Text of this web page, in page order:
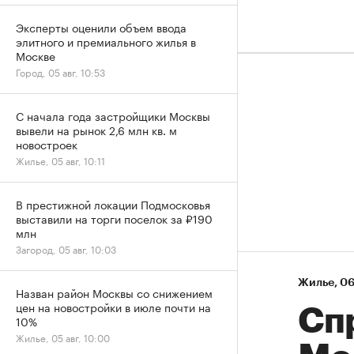
Жилье⁠,
Эксперты оценили объем ввода
элитного и премиального жилья в
Москве
Город, 05 авг, 10:53
С начала года застройщики Москвы
вывели на рынок 2,6 млн кв. м
новостроек
Жилье, 05 авг, 10:11
В престижной локации Подмосковья
выставили на торги поселок за ₽190
млн
Загород, 05 авг, 10:03
Назван район Москвы со снижением
цен на новостройки в июле почти на
10%
Жилье, 05 авг, 10:00